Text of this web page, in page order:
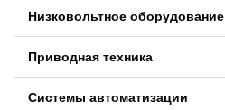
Низковольтное оборудование
Приводная техника
Системы автоматизации